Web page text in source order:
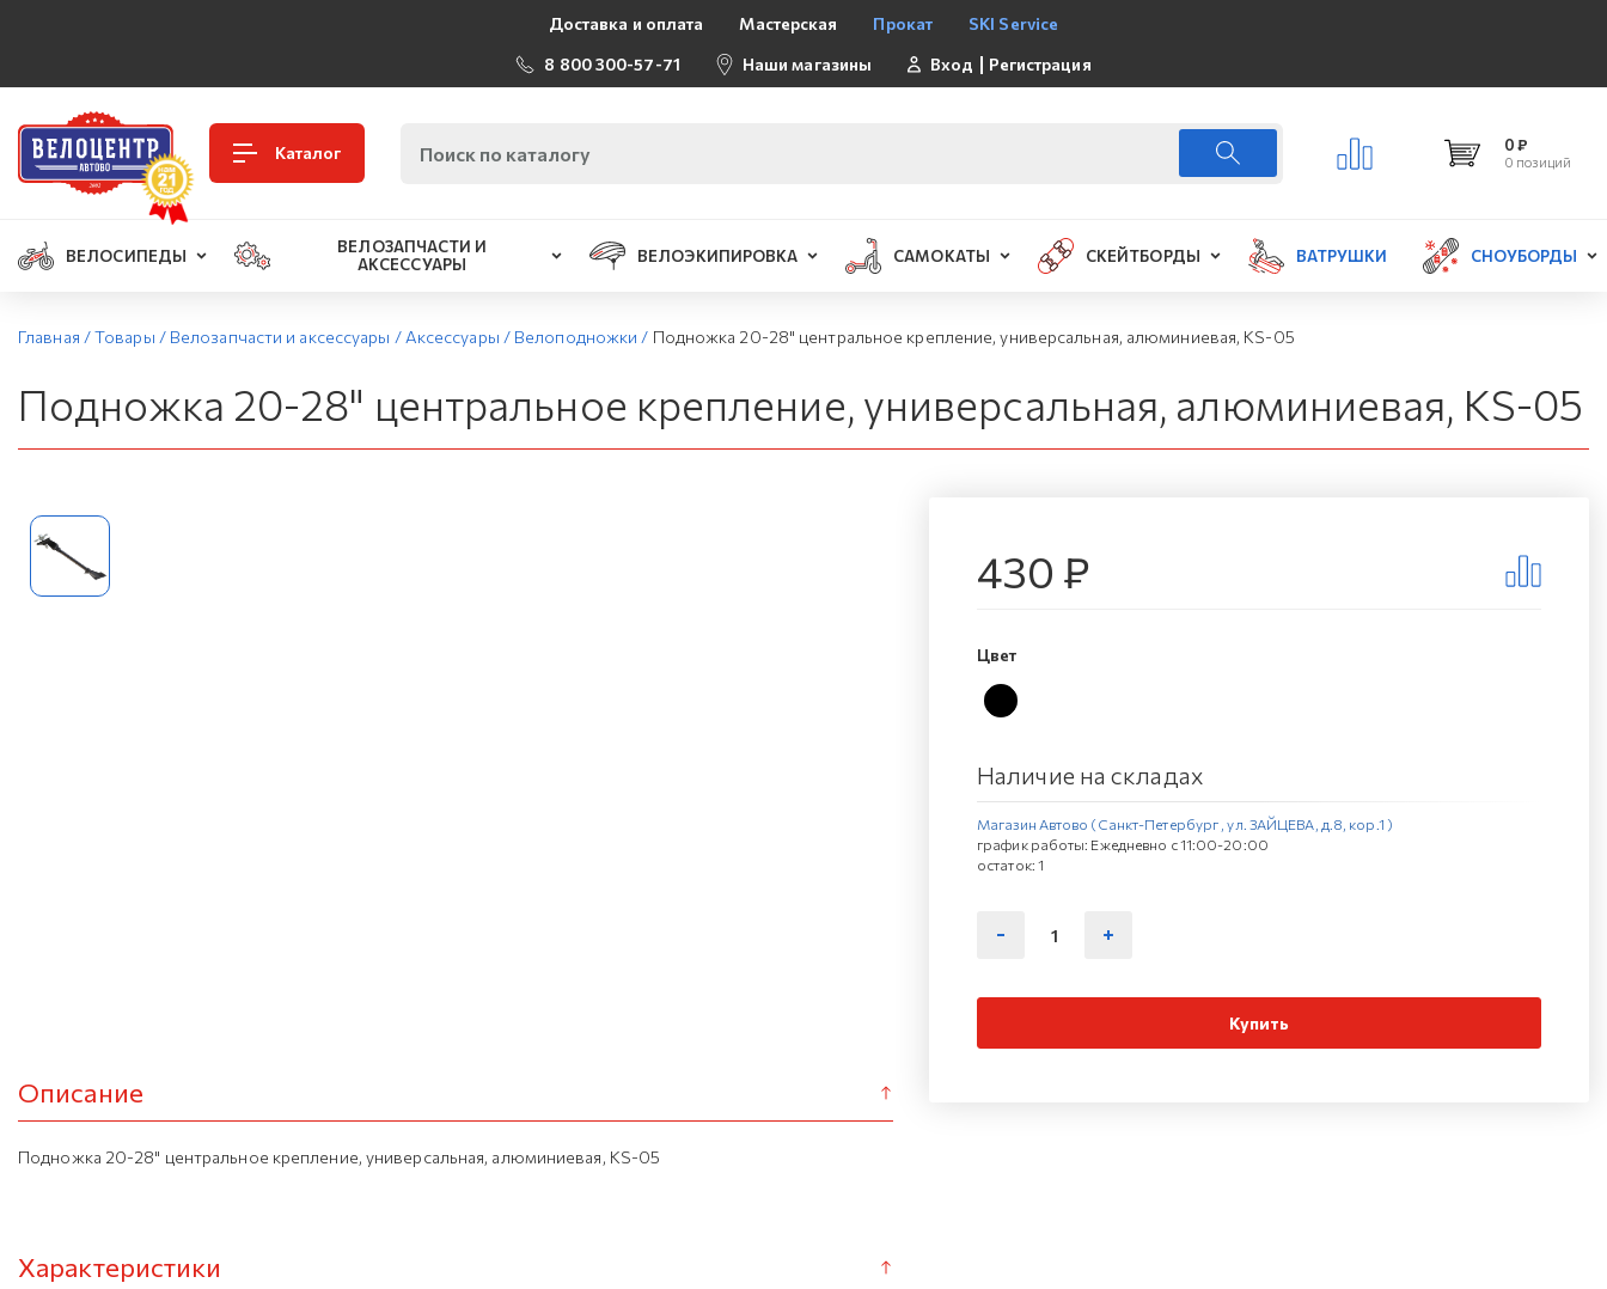
Доставка и оплата Мастерская Прокат
SKI Service
8 800 300-57-71
Наши магазины Вход Регистрация
Каталог 0 ₽
0 позиций
ВЕЛОСИПЕДЫ
ВЕЛОЗАПЧАСТИ И
АКСЕССУАРЫ
ВЕЛОЭКИПИРОВКА САМОКАТЫ СКЕЙТБОРДЫ ВАТРУШКИ СНОУБОРДЫ
Главная /Товары / Велозапчасти и аксессуары / Аксессуары / Велоподножки / Подножка 20-28" центральное крепление, универсальная, алюминиевая, KS-05
Подножка 20-28" центральное крепление, универсальная, алюминиевая, KS-05
Описание
Подножка 20-28" центральное крепление, универсальная, алюминиевая, KS-05
Характеристики
430 ₽
Цвет
Наличие на складах
Магазин Автово (Санкт-Петербург , ул. ЗАЙЦЕВА, д.8, кор.1 )
график работы: Ежедневно с 11:00-20:00
остаток: 1
Купить